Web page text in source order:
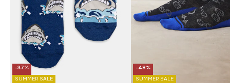
-37%
SUMMER SALE
-48%
SUMMER SALE